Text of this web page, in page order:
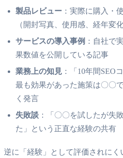
製品レビュー ：実際に購入・
（開封写真、使用感、経年変
サービスの導入事例 ：自社で
果数値を公開している記事
業務上の知見 ：「10年間SEO
最も効果があった施策は〇〇
く発言
失敗談 ：「〇〇を試したが失
た」という正直な経験の共有
逆に「経験」として評価されに